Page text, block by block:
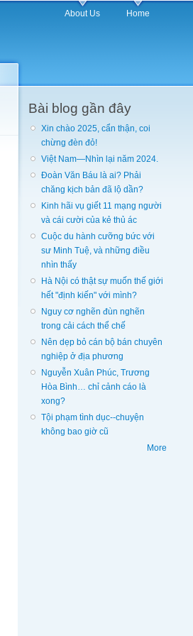
About Us Home
Bài blog gần đây
Xin chào 2025, cẩn thận, coi
chừng đèn đỏ!
Việt Nam—Nhìn lại năm 2024.
Đoàn Văn Báu là ai? Phải
chăng kịch bản đã lộ dần?
Kinh hãi vụ giết 11 mạng người
và cái cười của kẻ thủ ác
Cuộc du hành cưỡng bức với
sư Minh Tuệ, và những điều
nhìn thấy
Hà Nội có thật sự muốn thế giới
hết "định kiến" với mình?
Nguy cơ nghẽn đùn nghẽn
trong cải cách thể chế
Nên dẹp bỏ cán bộ bán chuyên
nghiệp ở địa phương
Nguyễn Xuân Phúc, Trương
Hòa Bình… chỉ cảnh cáo là
xong?
Tội phạm tình dục--chuyện
không bao giờ cũ
More